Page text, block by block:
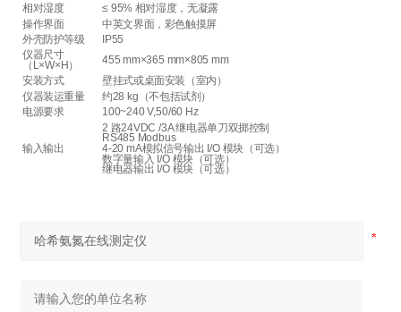
相对湿度 ≤ 95% 相对湿度，无凝露
操作界面 中英文界面，彩色触摸屏
外壳防护等级 IP55
仪器尺寸
（L×W×H）
455 mm×365 mm×805 mm
安装方式
壁挂式或桌面安装（室内）
仪器装运重量
约28 kg（不包括试剂）
电源要求
100~240 V,50/60 Hz
输入输出
2 路24VDC /3A 继电器单刀双掷控制
RS485 Modbus
4-20 mA模拟信号输出 I/O 模块（可选）
数字量输入 I/O 模块（可选）
继电器输出 I/O 模块（可选）